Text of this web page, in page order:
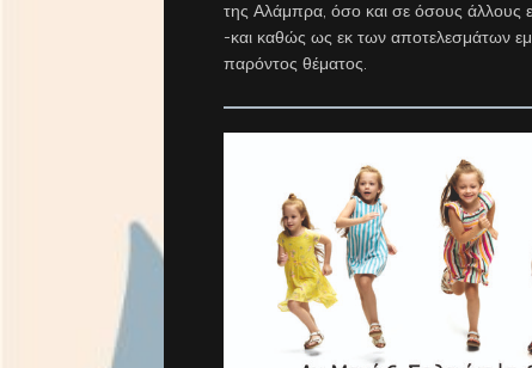
της Αλάμπρα, όσο και σε όσους άλλους
-και καθώς ως εκ των αποτελεσμάτων
παρόντος θέματος.